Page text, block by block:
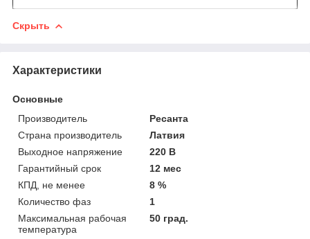
Скрыть
Характеристики
Основные
Производитель
Ресанта
Страна производитель
Латвия
Выходное напряжение
220 В
Гарантийный срок
12 мес
КПД, не менее
8 %
Количество фаз
1
Максимальная рабочая
температура
50 град.